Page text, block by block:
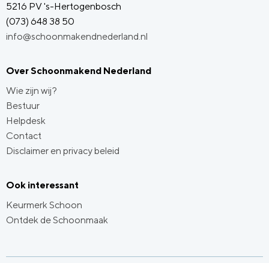
5216 PV 's-Hertogenbosch
(073) 648 38 50
info@schoonmakendnederland.nl
Over Schoonmakend Nederland
Wie zijn wij?
Bestuur
Helpdesk
Contact
Disclaimer en privacy beleid
Ook interessant
Keurmerk Schoon
Ontdek de Schoonmaak